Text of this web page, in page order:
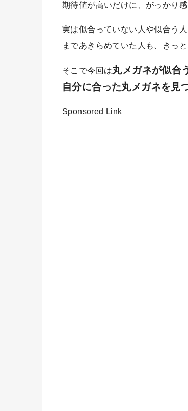
期待値が高いだけに、がっかり
実は似合っていない人や似合う
まであきらめていた人も、きっ
そこで今回は丸メガネが似合
自分に合った丸メガネを見
Sponsored Link